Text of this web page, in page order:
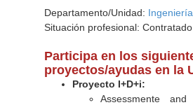
Departamento/Unidad:
Situación profesional:
Participa en los
proyectos/ayudas en la
Proyecto I+D+i:
Assessmente